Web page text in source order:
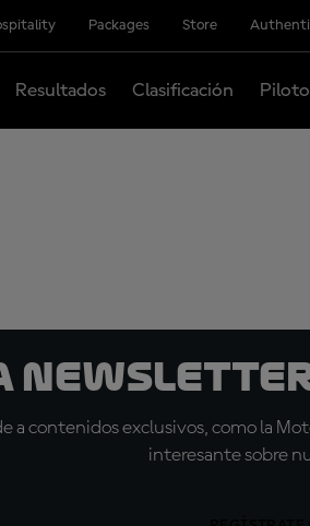
Packages Store
Resultados Clasificación
a contenidos exclusivos, como la
interesante sobre